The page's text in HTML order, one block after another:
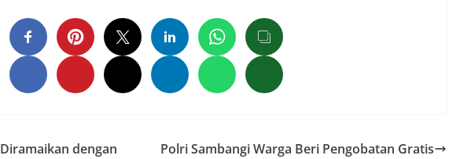
dengan
Polri Sambangi Warga Beri Pengobatan Gratis